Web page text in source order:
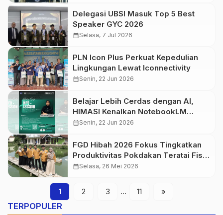
Delegasi UBSI Masuk Top 5 Best
Speaker GYC 2026
calendar_monthSelasa, 7 Jul 2026
PLN Icon Plus Perkuat Kepedulian
Lingkungan Lewat Iconnectivity
calendar_monthSenin, 22 Jun 2026
Belajar Lebih Cerdas dengan AI,
HIMASI Kenalkan NotebookLM
kepada Mahasiswa
calendar_monthSenin, 22 Jun 2026
FGD Hibah 2026 Fokus Tingkatkan
Produktivitas Pokdakan Teratai Fish
Farm
calendar_monthSelasa, 26 Mei 2026
1 2 3 … 11 »
TERPOPULER